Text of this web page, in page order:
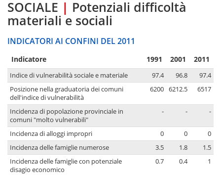
SOCIALE | Potenziali difficoltà
materiali e sociali
INDICATORI AI CONFINI DEL 2011
Indicatore 1991 2001 2011
Indice di vulnerabilità sociale e materiale 97.4 96.8
97.4
Posizione nella graduatoria dei comuni
dell'indice di vulnerabilità
6200 6212.5 6517
Incidenza di popolazione provinciale in
comuni "molto vulnerabili"
- - -
Incidenza di alloggi impropri 0 0
0
Incidenza delle famiglie numerose
3.5 1.8
1.5
Incidenza delle famiglie con potenziale
disagio economico
0.7 0.4 1